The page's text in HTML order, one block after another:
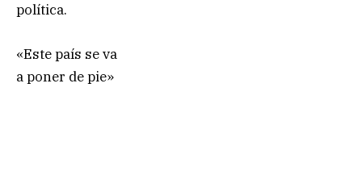
política.
«Este país se va
a poner de pie»